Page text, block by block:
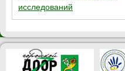
исследований